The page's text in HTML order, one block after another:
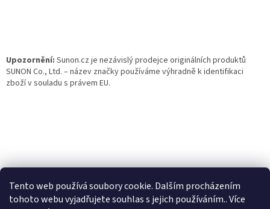
Tento web používá soubory cookie. Dalším procházením
tohoto webu vyjadřujete souhlas s jejich používáním.. Více
Upozornění: Sunon.cz je nezávislý prodejce originálních produktů
SUNON Co., Ltd. – název značky používáme výhradně k identifikaci
zboží v souladu s právem EU.